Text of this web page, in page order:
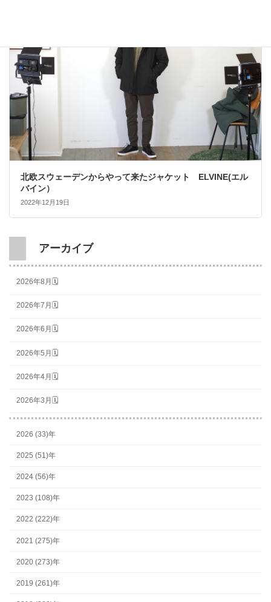
北欧スウェーデンからやって来たジャケット ELVINE(エル
バイン）
2022年12月19日
アーカイブ
2026年8月🗓
2026年7月🗓
2026年6月🗓
2026年5月🗓
2026年4月🗓
2026年3月🗓
2026 (33)年
2025 (51)年
2024 (56)年
2023 (108)年
2022 (222)年
2021 (275)年
2020 (273)年
2019 (261)年